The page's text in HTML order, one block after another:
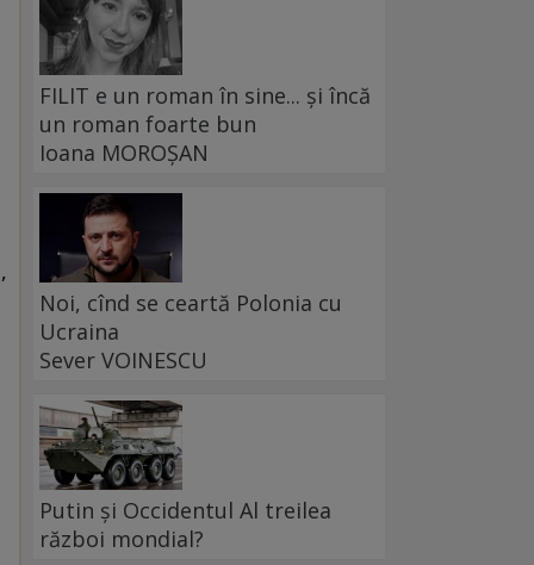
FILIT e un roman în sine... și încă
un roman foarte bun
Ioana MOROȘAN
Noi, cînd se ceartă Polonia cu
Ucraina
Sever VOINESCU
Putin și Occidentul Al treilea
război mondial?